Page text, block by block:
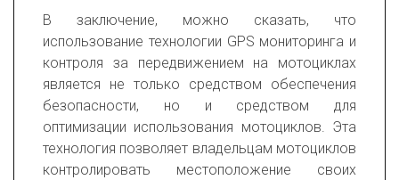
В заключение, можно сказать, что
использование технологии GPS мониторинга и
контроля за передвижением на мотоциклах
является не только средством обеспечения
безопасности, но и средством для
оптимизации использования мотоциклов. Эта
технология позволяет владельцам мотоциклов
контролировать местоположение своих